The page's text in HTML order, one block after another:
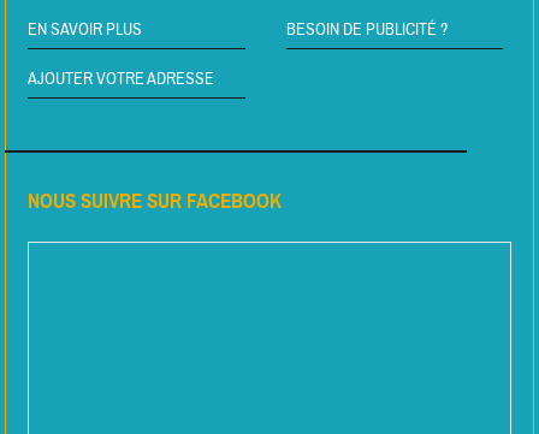
EN SAVOIR PLUS BESOIN DE PUBLICITÉ ?
AJOUTER VOTRE ADRESSE
NOUS SUIVRE SUR FACEBOOK